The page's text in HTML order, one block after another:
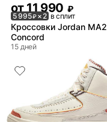
от11 990 ₽
5 995₽× 2 в сплит
Кроссовки Jordan MA2
Concord
15 дней